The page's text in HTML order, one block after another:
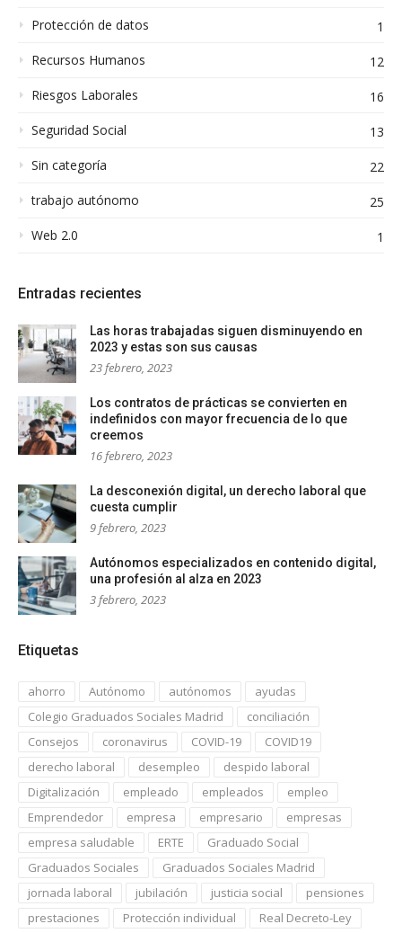
Protección de datos
1
Recursos Humanos
12
Riesgos Laborales
16
Seguridad Social
13
Sin categoría
22
trabajo autónomo
25
Web 2.0
1
Entradas recientes
Las horas trabajadas siguen disminuyendo en
2023 y estas son sus causas
23 febrero, 2023
Los contratos de prácticas se convierten en
indefinidos con mayor frecuencia de lo que
creemos
16 febrero, 2023
La desconexión digital, un derecho laboral que
cuesta cumplir
9 febrero, 2023
Autónomos especializados en contenido digital,
una profesión al alza en 2023
3 febrero, 2023
Etiquetas
ahorro Autónomo autónomos
ayudas
Colegio Graduados Sociales Madrid
conciliación
Consejos
coronavirus COVID-19
COVID19
derecho laboral
desempleo
despido laboral
Digitalización
empleado empleados
empleo
Emprendedor
empresa empresario
empresas
empresa saludable
ERTE
Graduado Social
Graduados Sociales
Graduados Sociales Madrid
jornada laboral
jubilación justicia social
pensiones
prestaciones
Protección individual
Real Decreto-Ley